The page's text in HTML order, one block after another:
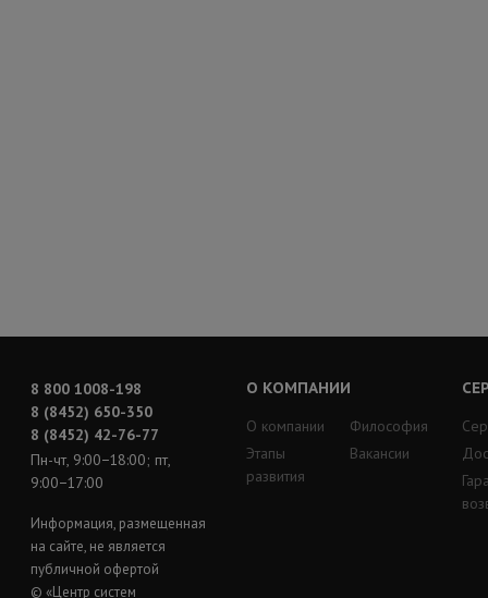
8 800 1008-198
8 (8452) 650-350
8 (8452) 42-76-77
Пн-чт, 9:00−18:00; пт,
9:00−17:00
Информация, размещенная
на сайте, не является
публичной офертой
© «Центр систем
О КОМПАНИИ
О компании
Этапы
развития
Философия
Вакансии